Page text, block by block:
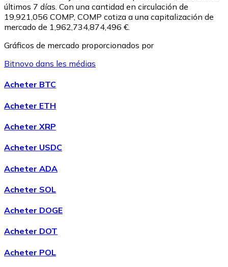
Litecoin
XRP
XRP
últimos 7 días. Con una cantidad en circulación de
19,921,056 COMP, COMP cotiza a una capitalización de
mercado de 1,962,734,874,496 €.
Gráficos de mercado proporcionados por
Bitnovo dans les médias
Acheter BTC
Acheter ETH
Acheter XRP
Acheter USDC
Acheter ADA
Acheter SOL
Acheter DOGE
Acheter DOT
Acheter POL